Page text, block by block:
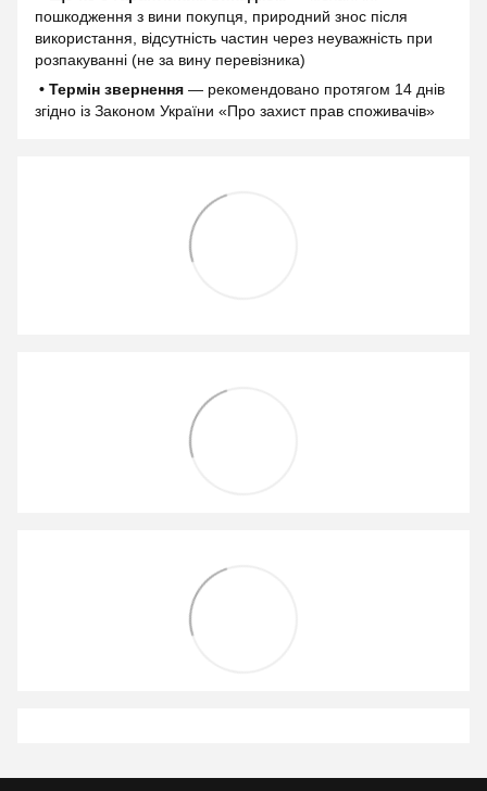
пошкодження з вини покупця, природний знос після
використання, відсутність частин через неуважність при
розпакуванні (не за вину перевізника)
• Термін звернення — рекомендовано протягом 14 днів
згідно із Законом України «Про захист прав споживачів»